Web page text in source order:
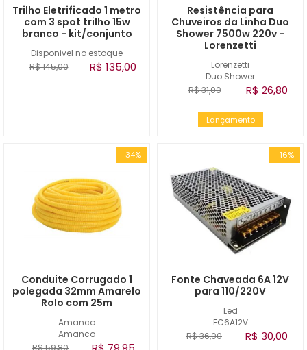
Disponivel no estoque
Trilho Eletrificado 1 metro
com 3 spot trilho 15w
branco - kit/conjunto
R$ 145,00 R$ 135,00
Lorenzetti
Duo Shower
Resistência para
Chuveiros da Linha Duo
Shower 7500w 220v -
Lorenzetti
R$ 31,00 R$ 26,80
Lançamento
-34%
Amanco
Amanco
Conduite Corrugado 1
polegada 32mm Amarelo
Rolo com 25m
R$ 59,80
-16%
Led
FC6A12V
Fonte Chaveada 6A 12V
para 110/220V
R$ 36,00 R$ 30,00